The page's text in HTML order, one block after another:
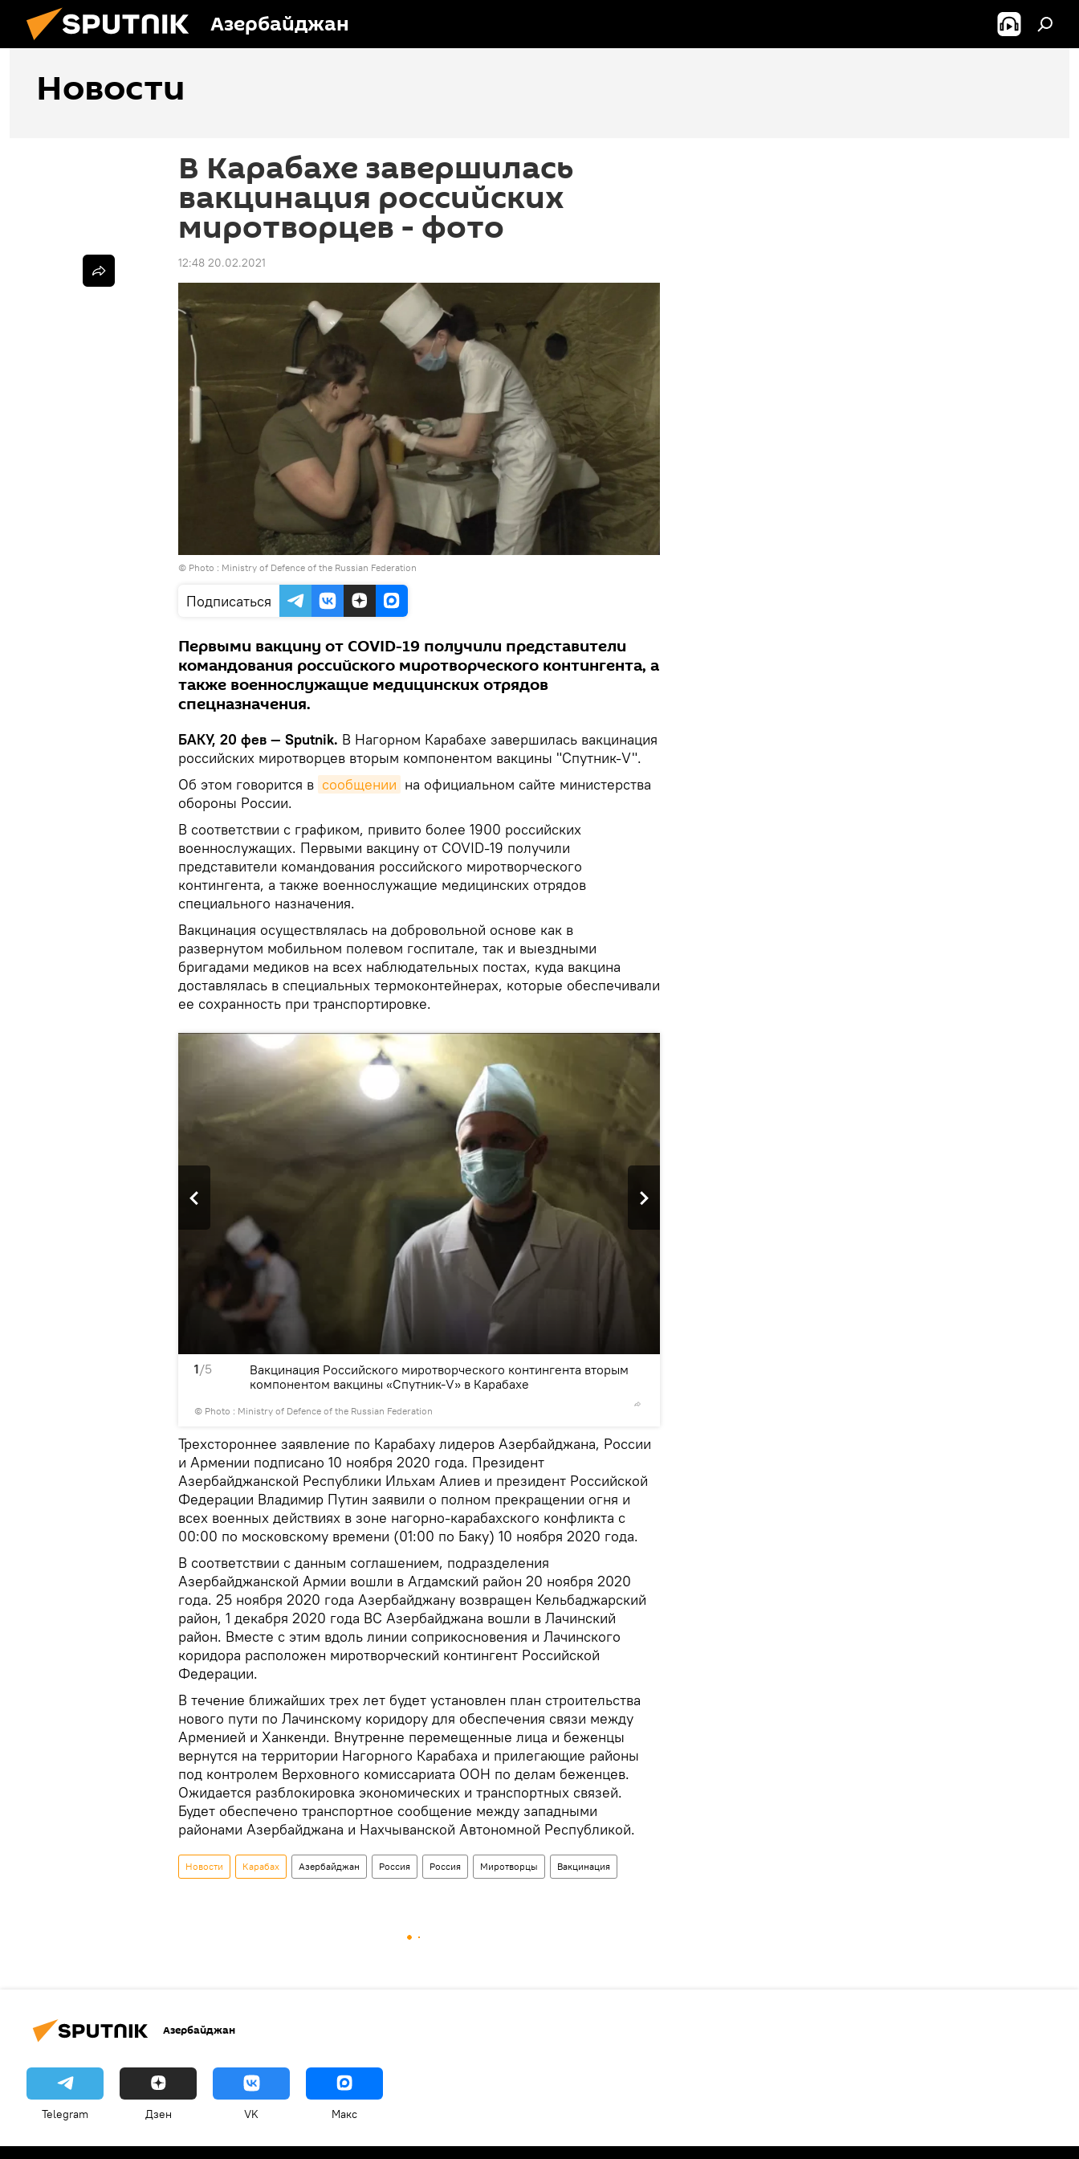
Азербайджан
Новости
В Карабахе завершилась
вакцинация российских
миротворцев - фото
12:48 20.02.2021
© Photo : Ministry of Defence of the Russian Federation
Подписаться
Первыми вакцину от COVID-19 получили представители
командования российского миротворческого контингента, а
также военнослужащие медицинских отрядов
спецназначения.
БАКУ, 20 фев — Sputnik. В Нагорном Карабахе завершилась вакцинация
российских миротворцев вторым компонентом вакцины "Спутник-V".
Об этом говорится в сообщении на официальном сайте министерства
обороны России.
В соответствии с графиком, привито более 1900 российских
военнослужащих. Первыми вакцину от COVID-19 получили
представители командования российского миротворческого
контингента, а также военнослужащие медицинских отрядов
специального назначения.
Вакцинация осуществлялась на добровольной основе как в
развернутом мобильном полевом госпитале, так и выездными
бригадами медиков на всех наблюдательных постах, куда вакцина
доставлялась в специальных термоконтейнерах, которые обеспечивали
ее сохранность при транспортировке.
1/5
© Photo : Ministry of Defence of the Russian Federation
Вакцинация Российского миротворческого контингента вторым
компонентом вакцины «Спутник-V» в Карабахе
Трехстороннее заявление по Карабаху лидеров Азербайджана, России
и Армении подписано 10 ноября 2020 года. Президент
Азербайджанской Республики Ильхам Алиев и президент Российской
Федерации Владимир Путин заявили о полном прекращении огня и
всех военных действиях в зоне нагорно-карабахского конфликта с
00:00 по московскому времени (01:00 по Баку) 10 ноября 2020 года.
В соответствии с данным соглашением, подразделения
Азербайджанской Армии вошли в Агдамский район 20 ноября 2020
года. 25 ноября 2020 года Азербайджану возвращен Кельбаджарский
район, 1 декабря 2020 года ВС Азербайджана вошли в Лачинский
район. Вместе с этим вдоль линии соприкосновения и Лачинского
коридора расположен миротворческий контингент Российской
Федерации.
В течение ближайших трех лет будет установлен план строительства
нового пути по Лачинскому коридору для обеспечения связи между
Арменией и Ханкенди. Внутренне перемещенные лица и беженцы
вернутся на территории Нагорного Карабаха и прилегающие районы
под контролем Верховного комиссариата ООН по делам беженцев.
Ожидается разблокировка экономических и транспортных связей.
Будет обеспечено транспортное сообщение между западными
районами Азербайджана и Нахчыванской Автономной Республикой.
Новости Карабах Азербайджан Россия Россия Миротворцы Вакцинация
Азербайджан
Telegram Дзен VK Макс